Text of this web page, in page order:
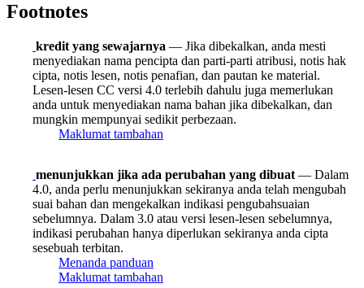
Footnotes
kredit yang sewajarnya — Jika dibekalkan, anda mesti
menyediakan nama pencipta dan parti-parti atribusi, notis hak
cipta, notis lesen, notis penafian, dan pautan ke material.
Lesen-lesen CC versi 4.0 terlebih dahulu juga memerlukan
anda untuk menyediakan nama bahan jika dibekalkan, dan
mungkin mempunyai sedikit perbezaan.
Maklumat tambahan
menunjukkan jika ada perubahan yang dibuat — Dalam
4.0, anda perlu menunjukkan sekiranya anda telah mengubah
suai bahan dan mengekalkan indikasi pengubahsuaian
sebelumnya. Dalam 3.0 atau versi lesen-lesen sebelumnya,
indikasi perubahan hanya diperlukan sekiranya anda cipta
sesebuah terbitan.
Menanda panduan
Maklumat tambahan